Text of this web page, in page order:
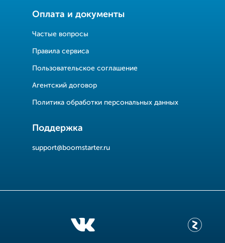
Оплата и документы
Частые вопросы
Правила сервиса
Пользовательское соглашение
Агентский договор
Политика обработки персональных данных
Поддержка
support@boomstarter.ru